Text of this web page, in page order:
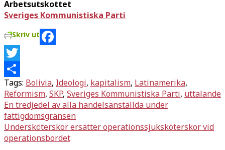
Arbetsutskottet
Sveriges Kommunistiska Parti
Skriv ut
Facebook
Twitter
Dela
Tags: Bolivia, Ideologi, kapitalism, Latinamerika,
Reformism, SKP, Sveriges Kommunistiska Parti, uttalande
Inläggsnavigering
En tredjedel av alla handelsanställda under
fattigdomsgränsen
Undersköterskor ersätter operationssjuksköterskor vid
operationsbordet